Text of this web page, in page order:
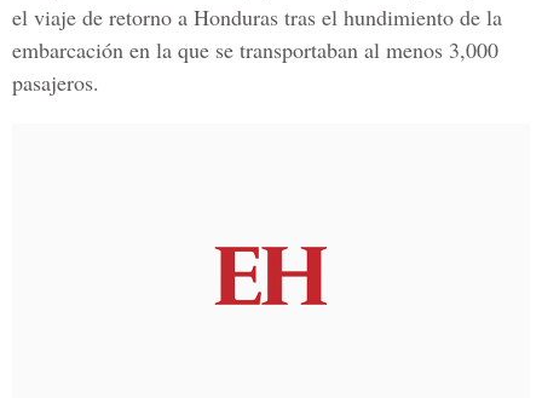
el viaje de retorno a Honduras tras el hundimiento de la
embarcación en la que se transportaban al menos 3,000
pasajeros.